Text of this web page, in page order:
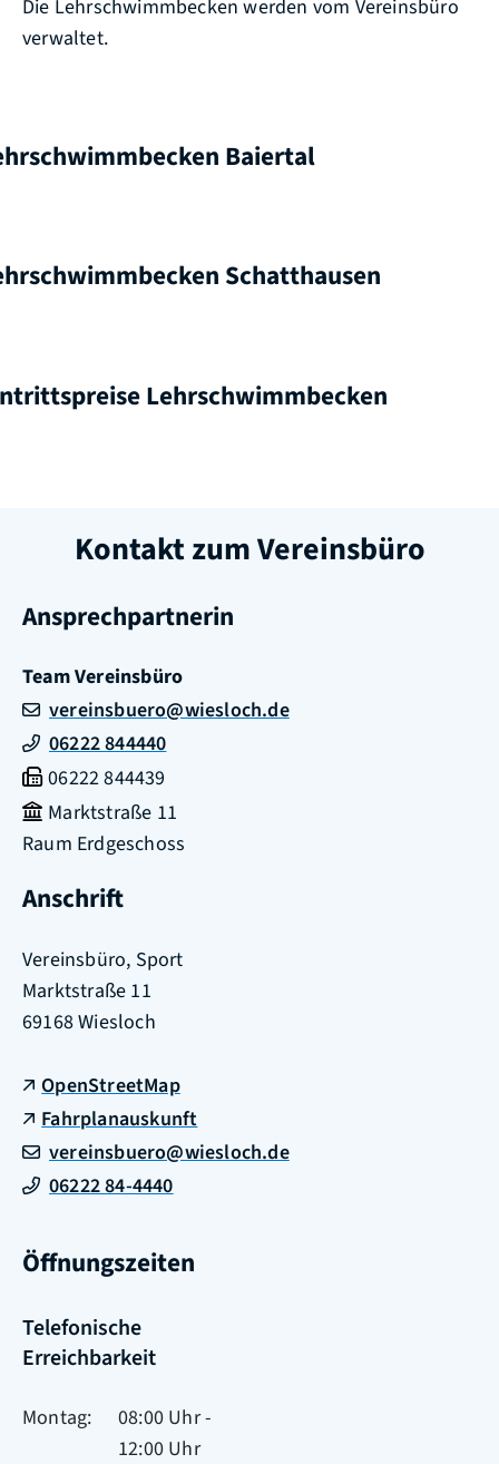
Die Lehrschwimmbecken werden vom Vereinsbüro
verwaltet.
Baiertal
Schatthausen
Lehrschwimmbecken
Kontakt zum Vereinsbüro
Ansprechpartnerin
TeamVereinsbüro
vereinsbuero@wiesloch.de
06222 844440
06222 844439
Marktstraße 11
Raum Erdgeschoss
Anschrift
Vereinsbüro, Sport
Marktstraße 11
69168Wiesloch
OpenStreetMap
Fahrplanauskunft
vereinsbuero@wiesloch.de
06222 84-4440
Öffnungszeiten
Telefonische
Erreichbarkeit
Montag 08:00 Uhr-
12:00 Uhr